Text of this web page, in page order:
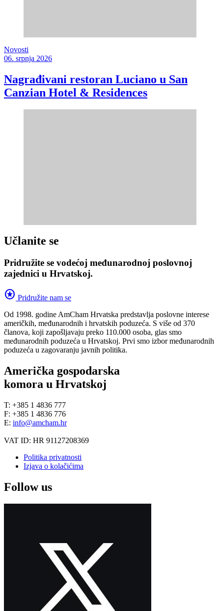
Novosti
06. srpnja 2026
Nagrađivani restoran Luciano u San
Canzian Hotel & Residences
Učlanite se
Pridružite se vodećoj međunarodnoj poslovnoj
zajednici u Hrvatskoj.
stars Pridružite nam se
Od 1998. godine AmCham Hrvatska predstavlja poslovne interese
američkih, međunarodnih i hrvatskih poduzeća. S više od 370
članova, koji zapošljavaju preko 110.000 osoba, glas smo
međunarodnih poduzeća u Hrvatskoj. Prvi smo izbor međunarodnih
poduzeća u zagovaranju javnih politika.
Američka gospodarska
komora u Hrvatskoj
T: +385 1 4836 777
F: +385 1 4836 776
E: info@amcham.hr
VAT ID: HR 91127208369
Politika privatnosti
Izjava o kolačićima
Follow us